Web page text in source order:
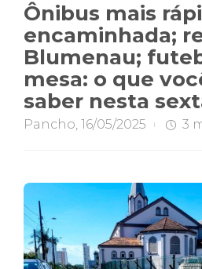
Ônibus mais
encaminhada;
Blumenau;
mesa: o que
saber nesta
Pancho, 16/05/2025 3